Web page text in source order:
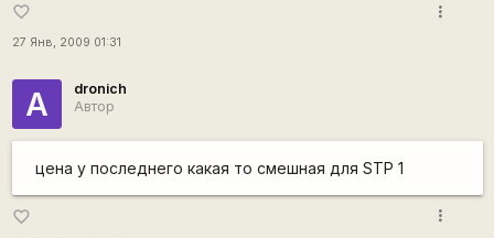
favorite_border
27 Янв, 2009 01:31
more_vert
А
dronich
Автор
цена у последнего какая то смешная для STP 1
favorite_border more_vert